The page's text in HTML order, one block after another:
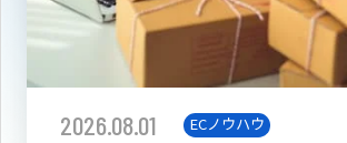
2026.08.01 ECノウハウ